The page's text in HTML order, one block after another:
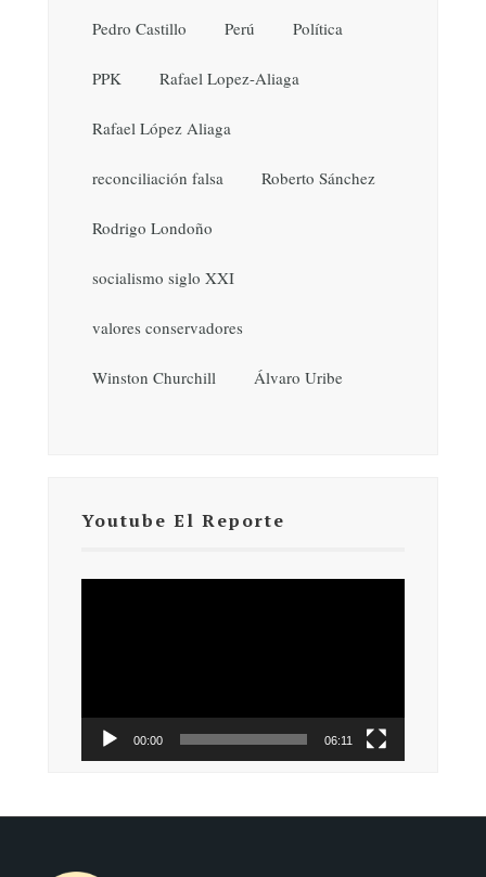
Pedro Castillo Perú Política
PPK Rafael Lopez-Aliaga
Rafael López Aliaga
reconciliación falsa Roberto Sánchez
Rodrigo Londoño
socialismo siglo XXI
valores conservadores
Winston Churchill Álvaro Uribe
Youtube El Reporte
00:00 06:11